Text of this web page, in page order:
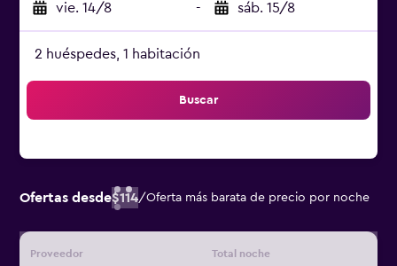
vie. 14/8 - sáb. 15/8
2 huéspedes, 1 habitación
Buscar
Ofertas desde$114/Oferta más barata de precio por noche
Proveedor Total noche